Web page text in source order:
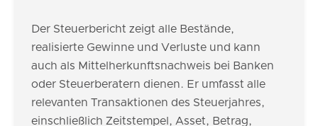
Der Steuerbericht zeigt alle Bestände,
realisierte Gewinne und Verluste und kann
auch als Mittelherkunftsnachweis bei Banken
oder Steuerberatern dienen. Er umfasst alle
relevanten Transaktionen des Steuerjahres,
einschließlich Zeitstempel, Asset, Betrag,